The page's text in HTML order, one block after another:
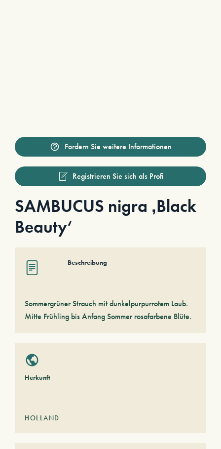
Fordern Sie weitere Informationen
Registrieren Sie sich als Profi
SAMBUCUS nigra ‚Black
Beauty‘
Beschreibung
Sommergrüner Strauch mit dunkelpurpurrotem Laub.
Mitte Frühling bis Anfang Sommer rosafarbene Blüte.
Herkunft
HOLLAND